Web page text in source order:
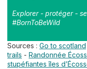
Explorer - protéger -
#BornToBeWild
Sources : Go to scotland
trails - Randonnée
stupéfiantes îles